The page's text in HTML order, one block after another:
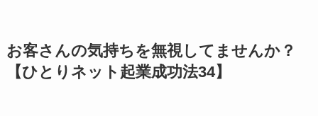
お客さんの気持ちを無視してませんか？
【ひとりネット起業成功法34】